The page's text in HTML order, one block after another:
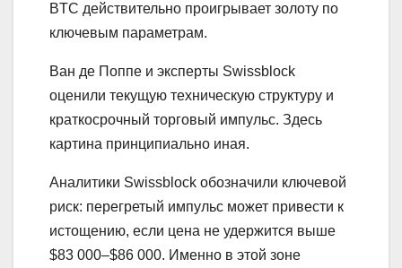
BTC действительно проигрывает золоту по
ключевым параметрам.
Ван де Поппе и эксперты Swissblock
оценили текущую техническую структуру и
краткосрочный торговый импульс. Здесь
картина принципиально иная.
Аналитики Swissblock обозначили ключевой
риск: перегретый импульс может привести к
истощению, если цена не удержится выше
$83 000–$86 000. Именно в этой зоне